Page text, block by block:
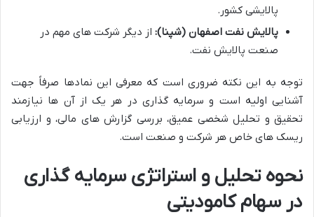
پالایشی کشور.
پالایش نفت اصفهان (شپنا): از دیگر شرکت های مهم در
صنعت پالایش نفت.
توجه به این نکته ضروری است که معرفی این نمادها صرفاً جهت
آشنایی اولیه است و سرمایه گذاری در هر یک از آن ها نیازمند
تحقیق و تحلیل شخصی عمیق، بررسی گزارش های مالی، و ارزیابی
ریسک های خاص هر شرکت و صنعت است.
نحوه تحلیل و استراتژی سرمایه گذاری
در سهام کامودیتی